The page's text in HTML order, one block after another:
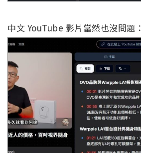
中文 YouTube 影片當然也沒問題：